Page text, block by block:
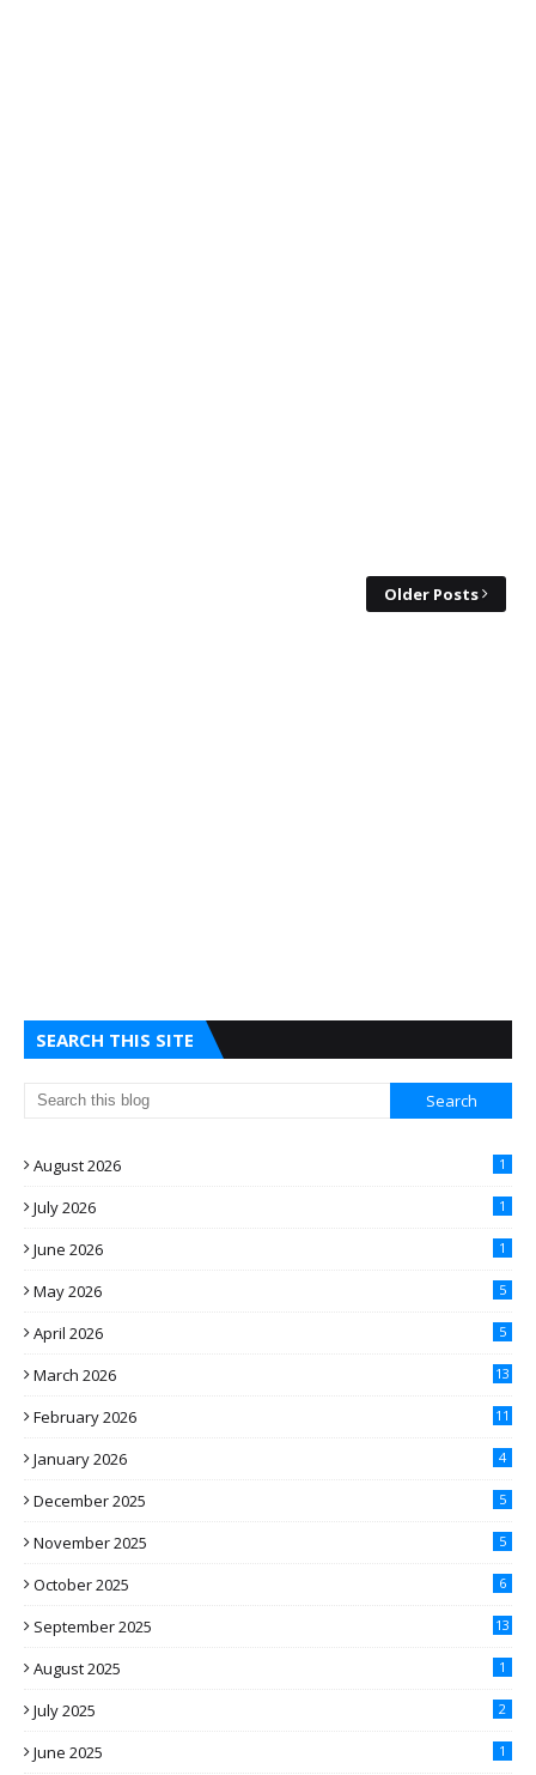
Older Posts
SEARCH THIS SITE
August 2026 1
July 2026 1
June 2026 1
May 2026 5
April 2026 5
March 2026 13
February 2026 11
January 2026 4
December 2025 5
November 2025 5
October 2025 6
September 2025 13
August 2025 1
July 2025 2
June 2025 1